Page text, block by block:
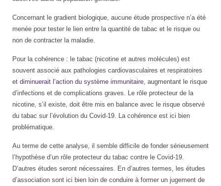
Concernant le gradient biologique, aucune étude prospective n’a été
menée pour tester le lien entre la quantité de tabac et le risque ou
non de contracter la maladie.
Pour la cohérence : le tabac (nicotine et autres molécules) est
souvent associé aux pathologies cardiovasculaires et respiratoires
et diminuerait l’action du système immunitaire , augmentant le risque
d’infections et de complications graves. Le rôle protecteur de la
nicotine, s’il existe, doit être mis en balance avec le risque observé
du tabac sur l’évolution du Covid-19. La cohérence est ici bien
problématique.
Au terme de cette analyse, il semble difficile de fonder sérieusement
l’hypothèse d’un rôle protecteur du tabac contre le Covid-19.
D’autres études seront nécessaires. En d’autres termes, les études
d’association sont ici bien loin de conduire à former un jugement de